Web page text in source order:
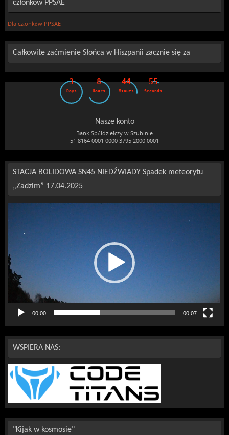
członków PPSAE
Dla członków PPSAE
Całkowite zaćmienie Słońca w Hiszpanii zacznie się za
3
Days
8
Hours
44
Minuts
53
Seconds
Nasze konto
Bank Spółdzielczy w Szubinie
51 8164 0001 0000 3795 2000 0001
STACJA BOLIDOWA SN45 NIEDŹWIADY Spadek meteorytu
„Zadzim” 17.04.2025
00:00 00:07
WSPIERA NAS:
"Kijak w kosmosie"